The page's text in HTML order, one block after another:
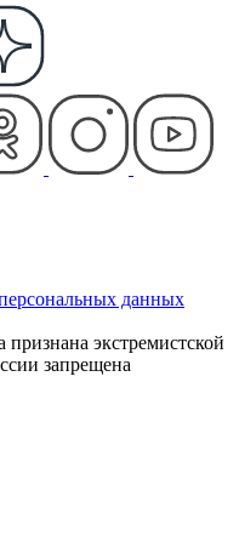
данных
экстремистской
запрещена